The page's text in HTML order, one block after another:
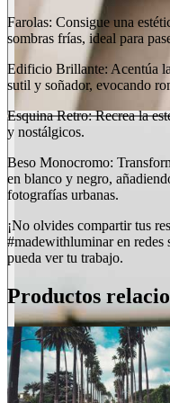
Farolas: Consigue una
sombras frías, ideal para
Edificio Brillante: Acentúa
sutil y soñador, evocando
Esquina Retro: Recrea la
y nostálgicos.
Beso Monocromo:
en blanco y negro,
fotografías urbanas.
¡No olvides compartir tus
#madewithluminar en redes
pueda ver tu trabajo.
Productos